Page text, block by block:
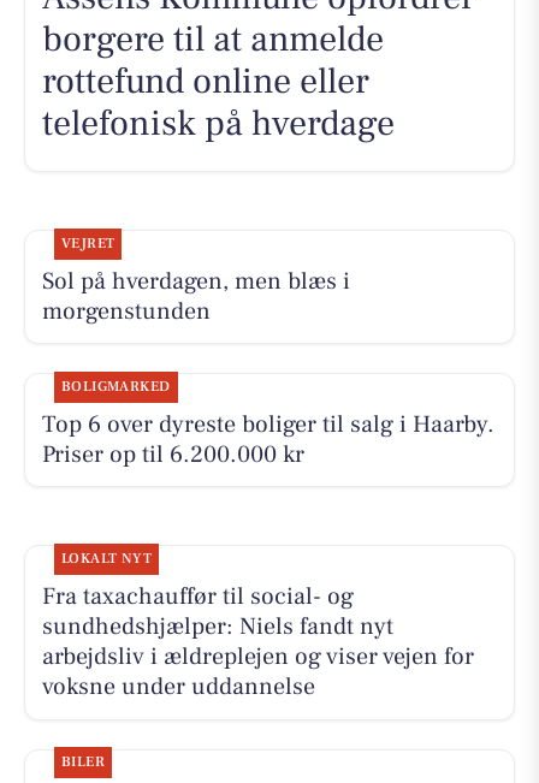
borgere til at anmelde
rottefund online eller
telefonisk på hverdage
VEJRET
Sol på hverdagen, men blæs i
morgenstunden
BOLIGMARKED
Top 6 over dyreste boliger til salg i Haarby.
Priser op til 6.200.000 kr
LOKALT NYT
Fra taxachauffør til social- og
sundhedshjælper: Niels fandt nyt
arbejdsliv i ældreplejen og viser vejen for
voksne under uddannelse
BILER